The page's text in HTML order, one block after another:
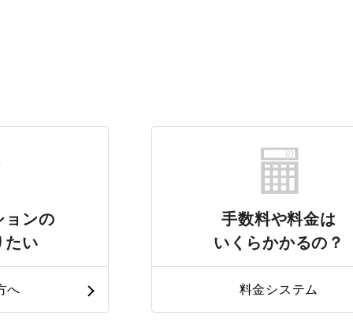
ョンの
たい
へ
手数料や料金は
いくらかかるの？
料金システム